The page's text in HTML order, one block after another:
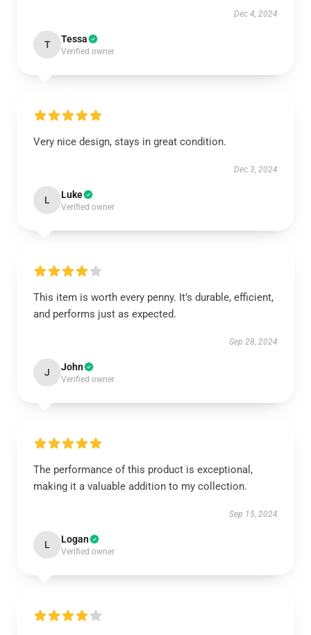
Dec 4, 2024
T Tessa
Verified owner
Very nice design, stays in great condition.
Dec 3, 2024
L Luke
Verified owner
This item is worth every penny. It’s durable, efficient,
and performs just as expected.
Sep 28, 2024
J John
Verified owner
The performance of this product is exceptional,
making it a valuable addition to my collection.
Sep 15, 2024
L Logan
Verified owner